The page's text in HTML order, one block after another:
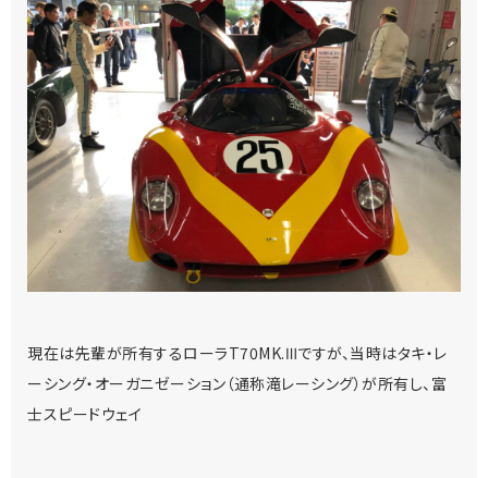
現在は先輩が所有するローラT70MK.Ⅲですが、当時はタキ・レ
ーシング・オーガニゼーション（通称滝レーシング）が所有し、富
士スピードウェイ